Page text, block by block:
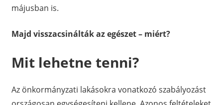
májusban is.
Majd visszacsinálták az egészet – miért?
Mit lehetne tenni?
Az önkormányzati lakásokra vonatkozó szabályozást